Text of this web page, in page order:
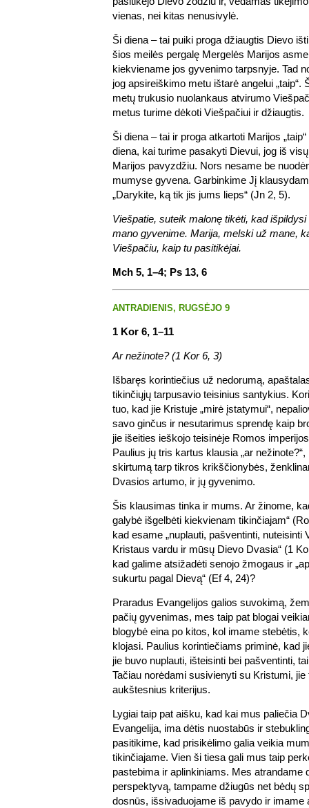
vienas, nei kitas nenusivylė.
Ši diena – tai puiki proga džiaugtis Dievo
šios meilės pergalę Mergelės Marijos
kiekviename jos gyvenimo tarpsnyje. Tad
jog apsireiškimo metu ištarė angelui „taip“.
metų trukusio nuolankaus atvirumo
metus turime dėkoti Viešpačiui ir džiaugtis.
Ši diena – tai ir proga atkartoti Marijos
diena, kai turime pasakyti Dievui, jog iš
Marijos pavyzdžiu. Nors nesame be
mumyse gyvena. Garbinkime Jį
„Darykite, ką tik jis jums lieps“ (Jn 2, 5).
Viešpatie, suteik malonę tikėti, kad
mano gyvenime. Marija, melski už mane,
Viešpačiu, kaip tu pasitikėjai.
Mch 5, 1–4; Ps 13, 6
ANTRADIENIS, RUGSĖJO 9
1 Kor 6, 1–11
Ar nežinote? (1 Kor 6, 3)
Išbaręs korintiečius už nedorumą,
tikinčiųjų tarpusavio teisinius santykius.
tuo, kad jie Kristuje „mirė įstatymui“,
savo ginčus ir nesutarimus sprendę kaip
jie išeities ieškojo teisinėje Romos
Paulius jų tris kartus klausia „ar
skirtumą tarp tikros krikščionybės,
Dvasios artumo, ir jų gyvenimo.
Šis klausimas tinka ir mums. Ar žinome,
galybė išgelbėti kiekvienam tikinčiajam“
kad esame „nuplauti, pašventinti, nuteisinti
Kristaus vardu ir mūsų Dievo Dvasia“ (1
kad galime atsižadėti senojo žmogaus ir
sukurtu pagal Dievą“ (Ef 4, 24)?
Praradus Evangelijos galios suvokimą,
pačių gyvenimas, mes taip pat blogai
blogybė eina po kitos, kol imame stebėtis,
klojasi. Paulius korintiečiams priminė, kad
jie buvo nuplauti, išteisinti bei pašventinti,
Tačiau norėdami susivienyti su Kristumi,
aukštesnius kriterijus.
Lygiai taip pat aišku, kad kai mus paliečia
Evangelija, ima dėtis nuostabūs ir
pasitikime, kad prisikėlimo galia veikia
tikinčiajame. Vien ši tiesa gali mus taip
pastebima ir aplinkiniams. Mes atrandame
perspektyvą, tampame džiugūs net bėdų
dosnūs, išsivaduojame iš pavydo ir imame